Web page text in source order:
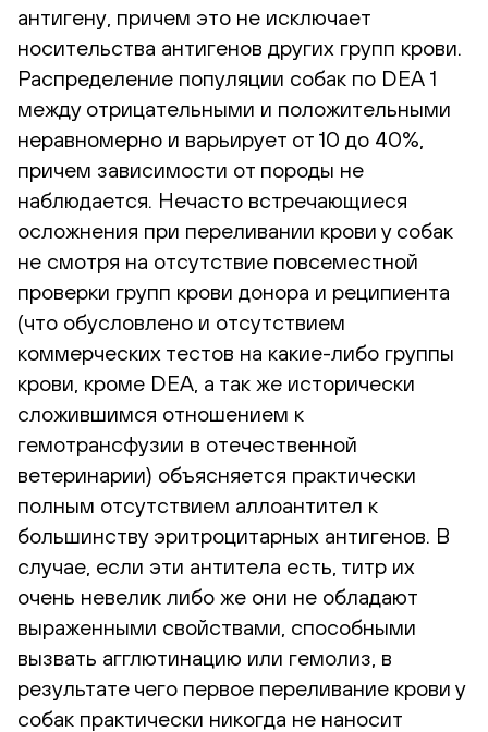
антигену, причем это не исключает
носительства антигенов других групп крови.
Распределение популяции собак по DEA 1
между отрицательными и положительными
неравномерно и варьирует от 10 до 40%,
причем зависимости от породы не
наблюдается. Нечасто встречающиеся
осложнения при переливании крови у собак
не смотря на отсутствие повсеместной
проверки групп крови донора и реципиента
(что обусловлено и отсутствием
коммерческих тестов на какие-либо группы
крови, кроме DEA, а так же исторически
сложившимся отношением к
гемотрансфузии в отечественной
ветеринарии) объясняется практически
полным отсутствием аллоантител к
большинству эритроцитарных антигенов. В
случае, если эти антитела есть, титр их
очень невелик либо же они не обладают
выраженными свойствами, способными
вызвать агглютинацию или гемолиз, в
результате чего первое переливание крови у
собак практически никогда не наносит